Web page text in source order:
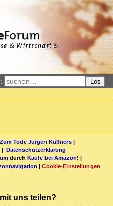
Los
Zum Tode Jürgen Küßners |
| Datenschutzerklärung
durch Käufe bei Amazon! |
| Cookie-Einstellungen
uns teilen?